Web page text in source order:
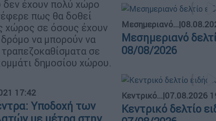
δεν έχουν πολύ χώρο
πως θα δοθεί
χώρος σε όσους έχουν
να μπορούν να
σε
δημοσίου χώρου.
17:42
Υποδοχή των
Μεσημεριανό...|
Μεσημεριανό
08/08/2026
Κεντρικό...|07.08.2026
Κεντρικό δελτίο